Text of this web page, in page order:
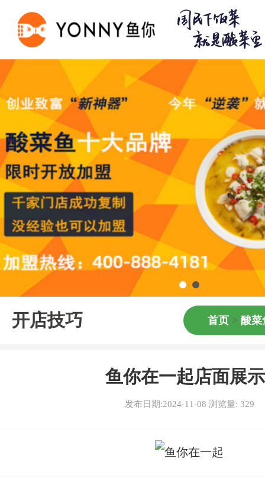
开店技巧 首页 > 酸菜
鱼你在一起店面展
发布日期:2024-11-08 浏览量: 329